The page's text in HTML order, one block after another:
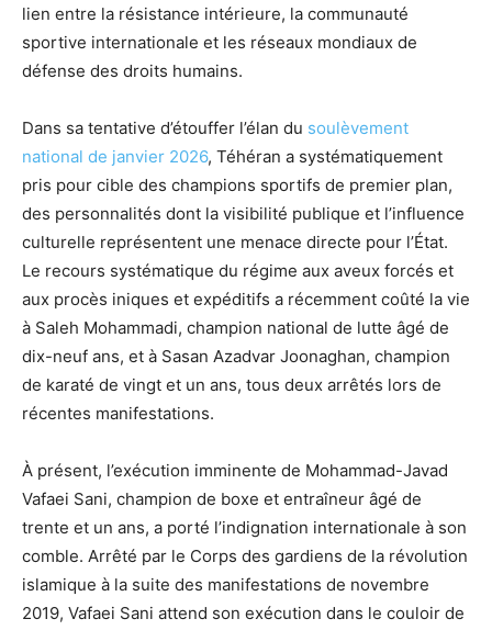
lien entre la résistance intérieure, la communauté
sportive internationale et les réseaux mondiaux de
défense des droits humains.
Dans sa tentative d’étouffer l’élan du soulèvement
national de janvier 2026, Téhéran a systématiquement
pris pour cible des champions sportifs de premier plan,
des personnalités dont la visibilité publique et l’influence
culturelle représentent une menace directe pour l’État.
Le recours systématique du régime aux aveux forcés et
aux procès iniques et expéditifs a récemment coûté la vie
à Saleh Mohammadi, champion national de lutte âgé de
dix-neuf ans, et à Sasan Azadvar Joonaghan, champion
de karaté de vingt et un ans, tous deux arrêtés lors de
récentes manifestations.
À présent, l’exécution imminente de Mohammad-Javad
Vafaei Sani, champion de boxe et entraîneur âgé de
trente et un ans, a porté l’indignation internationale à son
comble. Arrêté par le Corps des gardiens de la révolution
islamique à la suite des manifestations de novembre
2019, Vafaei Sani attend son exécution dans le couloir de